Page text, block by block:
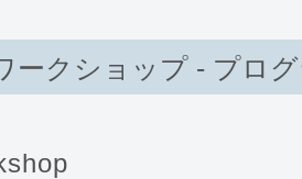
ークショップ - プロ